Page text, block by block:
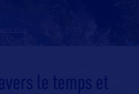
le temps et